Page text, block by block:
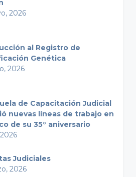
2026
al Registro de
Genética
2026
de Capacitación Judicial
nuevas líneas de trabajo en
de su 35° aniversario
Judiciales
2026